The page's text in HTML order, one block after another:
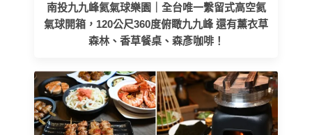
南投九九峰氦氣球樂園｜全台唯一繫留式高空氦
氣球開箱，120公尺360度俯瞰九九峰 還有薰衣草
森林、香草餐桌、森彥咖啡！